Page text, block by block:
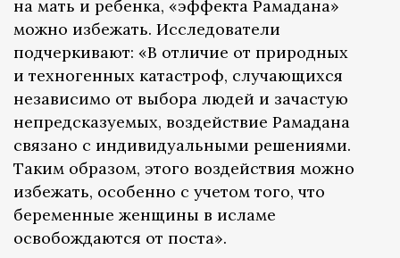
на мать и ребенка, «эффекта Рамадана»
можно избежать. Исследователи
подчеркивают: «В отличие от природных
и техногенных катастроф, случающихся
независимо от выбора людей и зачастую
непредсказуемых, воздействие Рамадана
связано с индивидуальными решениями.
Таким образом, этого воздействия можно
избежать, особенно с учетом того, что
беременные женщины в исламе
освобождаются от поста».